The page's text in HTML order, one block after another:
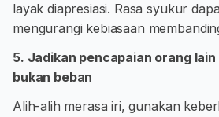
layak diapresiasi. Rasa syukur
mengurangi kebiasaan
5. Jadikan pencapaian orang
bukan beban
Alih-alih merasa iri, gunakan